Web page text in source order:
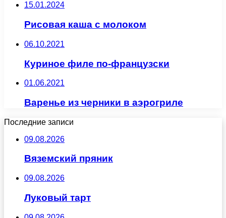
15.01.2024
Рисовая каша с молоком
06.10.2021
Куриное филе по-французски
01.06.2021
Варенье из черники в аэрогриле
Последние записи
09.08.2026
Вяземский пряник
09.08.2026
Луковый тарт